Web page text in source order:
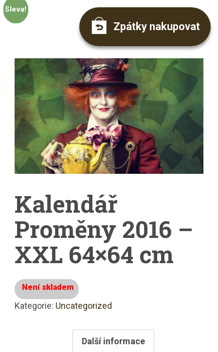
Zpátky nakupovat
Sleva!
Kalendář
Proměny 2016 –
XXL 64×64 cm
Není skladem
Kategorie: Uncategorized
Další informace
Sleva!
Sleva!
Sleva!
Sleva!